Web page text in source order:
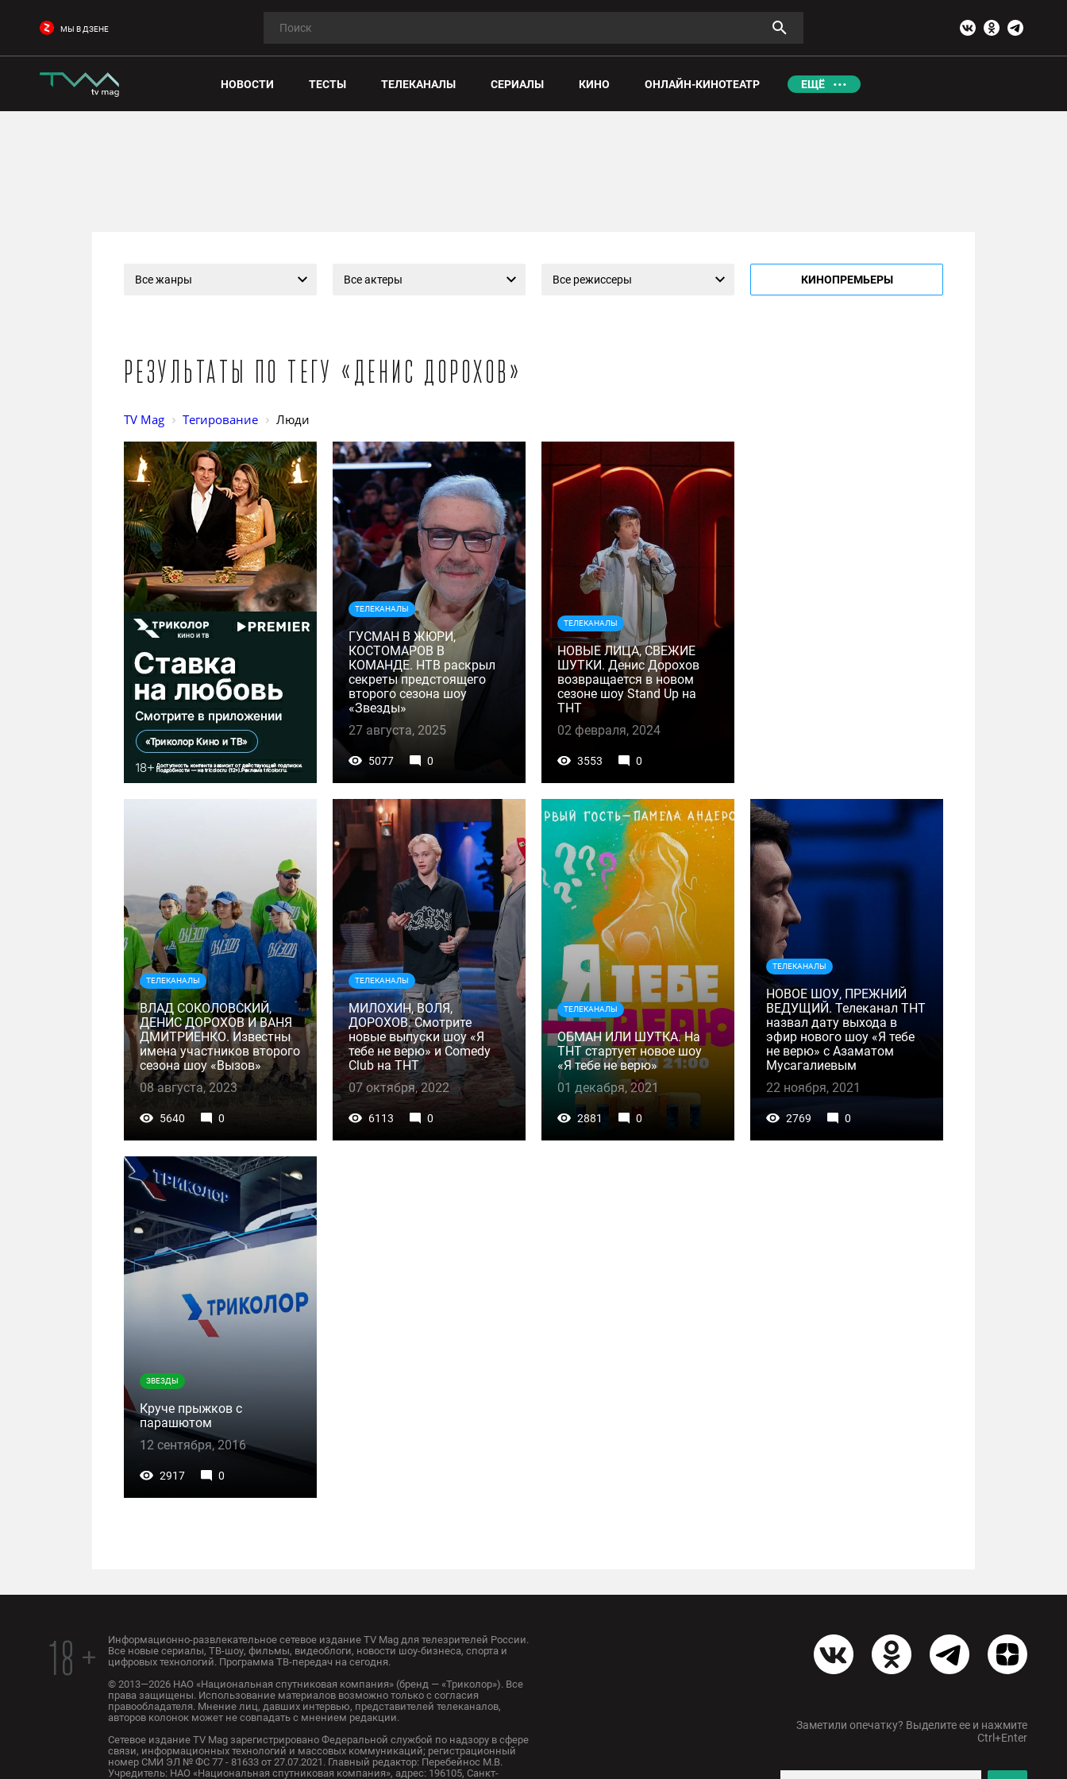
МЫ В ДЗЕНЕ
НОВОСТИ ТЕСТЫ ТЕЛЕКАНАЛЫ СЕРИАЛЫ КИНО ОНЛАЙН-КИНОТЕАТР ЕЩЁ
Все жанры Все актеры Все режиссеры КИНОПРЕМЬЕРЫ
Результаты по тегу «Денис Дорохов»
TV Mag Тегирование Люди
ТЕЛЕКАНАЛЫ
ГУСМАН В ЖЮРИ,
КОСТОМАРОВ В
КОМАНДЕ. НТВ раскрыл
секреты предстоящего
второго сезона шоу
«Звезды»
27 августа, 2025
5077 0
ТЕЛЕКАНАЛЫ
НОВЫЕ ЛИЦА, СВЕЖИЕ
ШУТКИ. Денис Дорохов
возвращается в новом
сезоне шоу Stand Up на
ТНТ
02 февраля, 2024
3553 0
ТЕЛЕКАНАЛЫ
ВЛАД СОКОЛОВСКИЙ,
ДЕНИС ДОРОХОВ И ВАНЯ
ДМИТРИЕНКО. Известны
имена участников второго
сезона шоу «Вызов»
08 августа, 2023
5640 0
ТЕЛЕКАНАЛЫ
МИЛОХИН, ВОЛЯ,
ДОРОХОВ. Смотрите
новые выпуски шоу «Я
тебе не верю» и Comedy
Club на ТНТ
07 октября, 2022
6113 0
ТЕЛЕКАНАЛЫ
ОБМАН ИЛИ ШУТКА. На
ТНТ стартует новое шоу
«Я тебе не верю»
01 декабря, 2021
2881 0
ТЕЛЕКАНАЛЫ
НОВОЕ ШОУ, ПРЕЖНИЙ
ВЕДУЩИЙ. Телеканал ТНТ
назвал дату выхода в
эфир нового шоу «Я тебе
не верю» с Азаматом
Мусагалиевым
22 ноября, 2021
2769 0
ЗВЕЗДЫ
Круче прыжков с
парашютом
12 сентября, 2016
2917 0
18 +
Информационно-развлекательное сетевое издание TV Mag для телезрителей России.
Все новые сериалы, ТВ-шоу, фильмы, видеоблоги, новости шоу-бизнеса, спорта и
цифровых технологий. Программа ТВ-передач на сегодня.
© 2013—2026 НАО «Национальная спутниковая компания» (бренд — «Триколор»). Все
права защищены. Использование материалов возможно только с согласия
правообладателя. Мнение лиц, давших интервью, представителей телеканалов,
авторов колонок может не совпадать с мнением редакции.
Сетевое издание TV Mag зарегистрировано Федеральной службой по надзору в сфере
связи, информационных технологий и массовых коммуникаций; регистрационный
номер СМИ ЭЛ № ФС 77 - 81633 от 27.07.2021. Главный редактор: Перебейнос М.В.
Учредитель: НАО «Национальная спутниковая компания», адрес: 196105, Санкт-
Заметили опечатку? Выделите ее и нажмите
Ctrl+Enter